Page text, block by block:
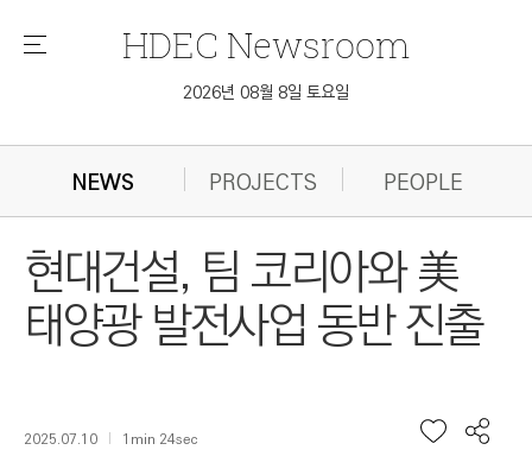
메
HDEC Newsroom
2026년 08월 8일 토요일
NEWS PROJECTS PEOPLE
현대건설, 팀 코리아와 美
태양광 발전사업 동반 진출
2025.07.10 1min 24sec